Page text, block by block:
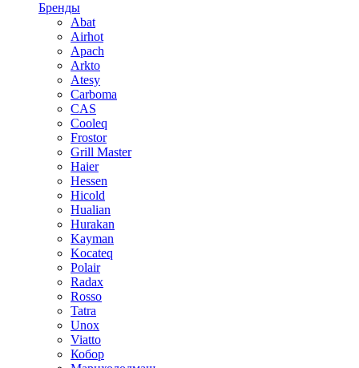
Бренды
Abat
Airhot
Apach
Arkto
Atesy
Carboma
CAS
Cooleq
Frostor
Grill Master
Haier
Hessen
Hicold
Hualian
Hurakan
Kayman
Kocateq
Polair
Radax
Rosso
Tatra
Unox
Viatto
Кобор